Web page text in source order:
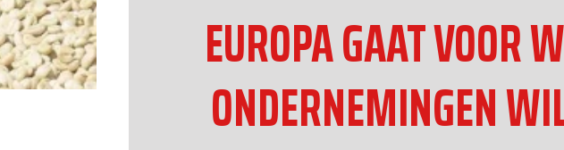
EUROPA GAAT VOOR
ONDERNEMINGEN